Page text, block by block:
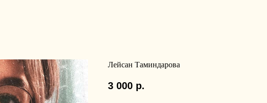
Лейсан Таминдарова
3 000 р.